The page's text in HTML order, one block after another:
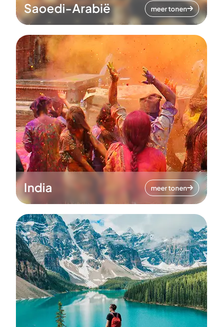
Saoedi-Arabië meer tonen
India meer tonen